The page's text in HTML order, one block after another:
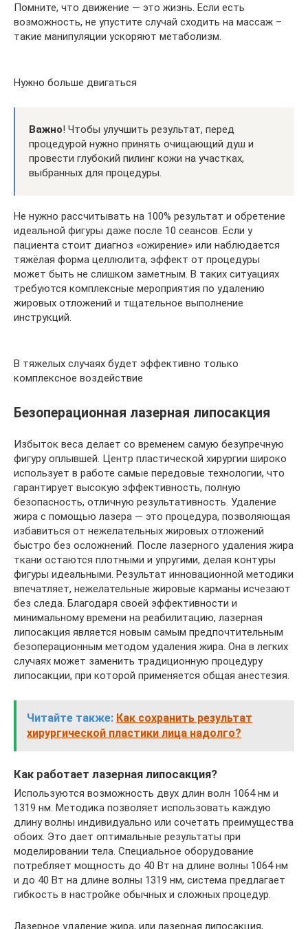
Помните, что движение — это жизнь. Если есть
возможность, не упустите случай сходить на массаж –
такие манипуляции ускоряют метаболизм.
Нужно больше двигаться
Важно! Чтобы улучшить результат, перед
процедурой нужно принять очищающий душ и
провести глубокий пилинг кожи на участках,
выбранных для процедуры.
Не нужно рассчитывать на 100% результат и обретение
идеальной фигуры даже после 10 сеансов. Если у
пациента стоит диагноз «ожирение» или наблюдается
тяжёлая форма целлюлита, эффект от процедуры
может быть не слишком заметным. В таких ситуациях
требуются комплексные мероприятия по удалению
жировых отложений и тщательное выполнение
инструкций.
В тяжелых случаях будет эффективно только
комплексное воздействие
Безоперационная лазерная липосакция
Избыток веса делает со временем самую безупречную
фигуру оплывшей. Центр пластической хирургии широко
использует в работе самые передовые технологии, что
гарантирует высокую эффективность, полную
безопасность, отличную результативность. Удаление
жира с помощью лазера — это процедура, позволяющая
избавиться от нежелательных жировых отложений
быстро без осложнений. После лазерного удаления жира
ткани остаются плотными и упругими, делая контуры
фигуры идеальными. Результат инновационной методики
впечатляет, нежелательные жировые карманы исчезают
без следа. Благодаря своей эффективности и
минимальному времени на реабилитацию, лазерная
липосакция является новым самым предпочтительным
безоперационным методом удаления жира. Она в легких
случаях может заменить традиционную процедуру
липосакции, при которой применяется общая анестезия.
Читайте также: Как сохранить результат
хирургической пластики лица надолго?
Как работает лазерная липосакция?
Используются возможность двух длин волн 1064 нм и
1319 нм. Методика позволяет использовать каждую
длину волны индивидуально или сочетать преимущества
обоих. Это дает оптимальные результаты при
моделировании тела. Специальное оборудование
потребляет мощность до 40 Вт на длине волны 1064 нм
и до 40 Вт на длине волны 1319 нм, система предлагает
гибкость в настройке обычных и сложных процедур.
Лазерное удаление жира, или лазерная липосакция,